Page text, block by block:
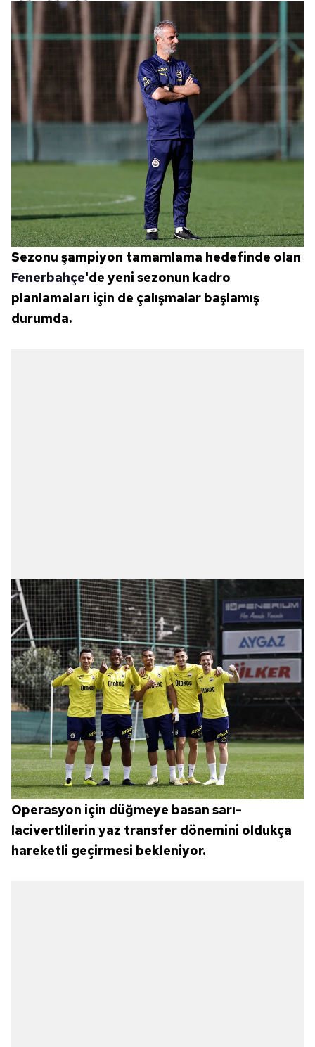
Sezonu şampiyon tamamlama hedefinde olan
Fenerbahçe'de yeni sezonun kadro
planlamaları için de çalışmalar başlamış
durumda.
Operasyon için düğmeye basan sarı-
lacivertlilerin yaz transfer dönemini oldukça
hareketli geçirmesi bekleniyor.